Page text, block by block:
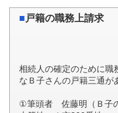
■ 戸籍の職務上請求
相続人の確定のために職
なＢ子さんの戸籍三通が
①筆頭者 佐藤明（Ｂ子の